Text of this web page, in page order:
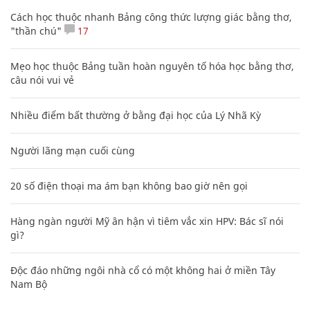
Cách học thuộc nhanh Bảng công thức lượng giác bằng thơ,
"thần chú"
17
Mẹo học thuộc Bảng tuần hoàn nguyên tố hóa học bằng thơ,
câu nói vui vẻ
Nhiều điểm bất thường ở bằng đại học của Lý Nhã Kỳ
Người lãng mạn cuối cùng
20 số điện thoại ma ám bạn không bao giờ nên gọi
Hàng ngàn người Mỹ ân hận vì tiêm vắc xin HPV: Bác sĩ nói
gì?
Độc đáo những ngôi nhà cổ có một không hai ở miền Tây
Nam Bộ